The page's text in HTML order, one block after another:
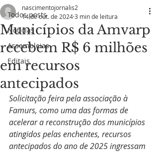
Todos posts
Notícias
Assembleias
Editais
Municípios da Amvarp
recebem R$ 6 milhões
em recursos
antecipados
nascimentojornalis2
14 de out. de 20243 min de leitura
Solicitação feira pela associação à
Famurs, como uma das formas de
acelerar a reconstrução dos municípios
atingidos pelas enchentes, recursos
antecipados do ano de 2025 ingressam